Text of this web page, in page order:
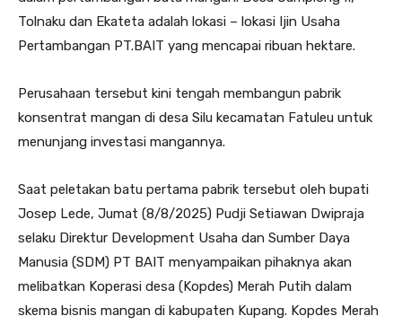
Tolnaku dan Ekateta adalah lokasi – lokasi Ijin Usaha
Pertambangan PT.BAIT yang mencapai ribuan hektare.
Perusahaan tersebut kini tengah membangun pabrik
konsentrat mangan di desa Silu kecamatan Fatuleu untuk
menunjang investasi mangannya.
Saat peletakan batu pertama pabrik tersebut oleh bupati
Josep Lede, Jumat (8/8/2025) Pudji Setiawan Dwipraja
selaku Direktur Development Usaha dan Sumber Daya
Manusia (SDM) PT BAIT menyampaikan pihaknya akan
melibatkan Koperasi desa (Kopdes) Merah Putih dalam
skema bisnis mangan di kabupaten Kupang. Kopdes Merah